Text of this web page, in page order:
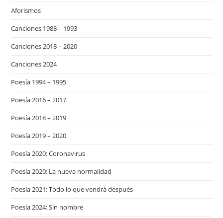
Aforismos
Canciones 1988 – 1993
Canciones 2018 – 2020
Canciones 2024
Poesía 1994 – 1995
Poesía 2016 – 2017
Poesía 2018 – 2019
Poesía 2019 – 2020
Poesía 2020: Coronavirus
Poesía 2020: La nueva normalidad
Poesía 2021: Todo lo que vendrá después
Poesía 2024: Sin nombre